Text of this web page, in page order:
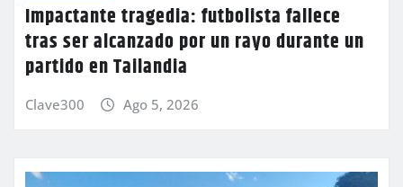
Impactante tragedia: futbolista fallece
tras ser alcanzado por un rayo durante un
partido en Tailandia
Clave300 Ago 5, 2026